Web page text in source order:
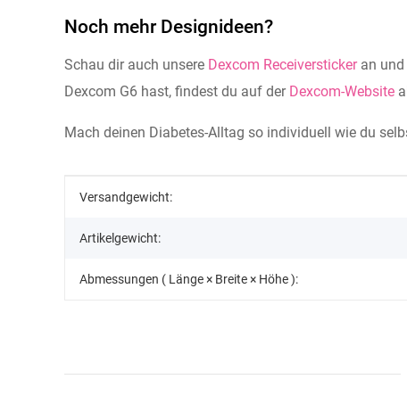
Noch mehr Designideen?
Schau dir auch unsere Dexcom Receiversticker an
Dexcom G6 hast, findest du auf der Dexcom-Website
Mach deinen Diabetes-Alltag so individuell wie du
Produkteigenschaft
Wert
Versandgewicht:
Artikelgewicht:
Abmessungen ( Länge × Breite × Höhe ):